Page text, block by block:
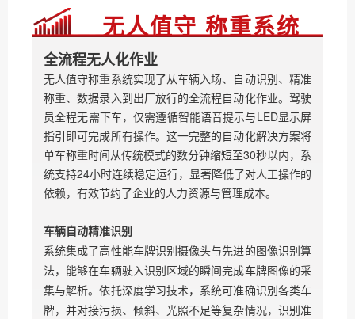
无人值守 称重系统
全流程无人化作业
无人值守称重系统实现了从车辆入场、自动识别、精准
称重、数据录入到出厂放行的全流程自动化作业。驾驶
员全程无需下车，仅需遵循智能语音提示与LED显示屏
指引即可完成所有操作。这一完整的自动化解决方案将
单车称重时间从传统模式的数分钟缩短至30秒以内，系
统支持24小时连续稳定运行，显著降低了对人工操作的
依赖，有效节约了企业的人力资源与管理成本。
车辆自动精准识别
系统集成了高性能车牌识别摄像头与先进的图像识别算
法，能够在车辆驶入识别区域的瞬间完成车牌图像的采
集与解析。依托深度学习技术，系统可准确识别各类车
牌，并对接污损、倾斜、光照不足等复杂情况，识别准